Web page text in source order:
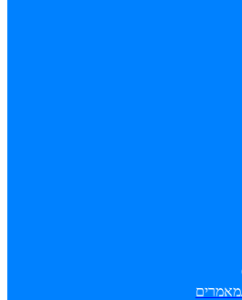
מאמרים